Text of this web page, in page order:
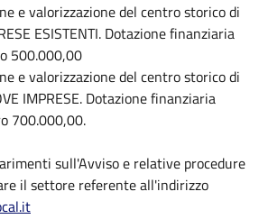
e valorizzazione del centro storico di
ESISTENTI. Dotazione finanziaria
500.000,00
e valorizzazione del centro storico di
IMPRESE. Dotazione finanziaria
700.000,00.
sull'Avviso e relative procedure
il settore referente all'indirizzo